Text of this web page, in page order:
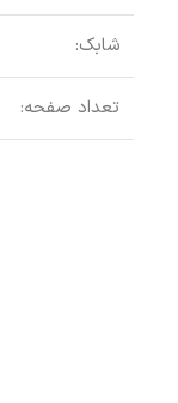
شابک:
تعداد صفحه: